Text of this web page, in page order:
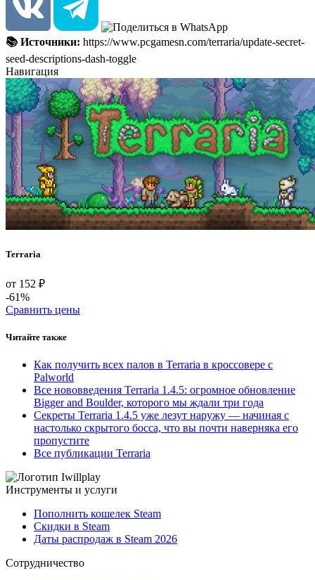
📚 Источники: https://www.pcgamesn.com/terraria/update-secret-
seed-descriptions-dash-toggle
Навигация
Terraria
от 152 ₽
-61%
Сравнить цены
Читайте также
Как получить всех палов в Terraria в кроссовере с
Palworld
Все нововведения Terraria 1.4.5: огромное обновление
Bigger and Boulder, которого мы ждали три года
Секреты Terraria 1.4.5 уже лезут наружу — начиная с
настолько скрытого босса, что вы почти наверняка его
пропустите
Все публикации Terraria
Инструменты и услуги
Пополнить кошелек Steam
Скидки в Steam
Даты распродаж в Steam 2026
Сотрудничество